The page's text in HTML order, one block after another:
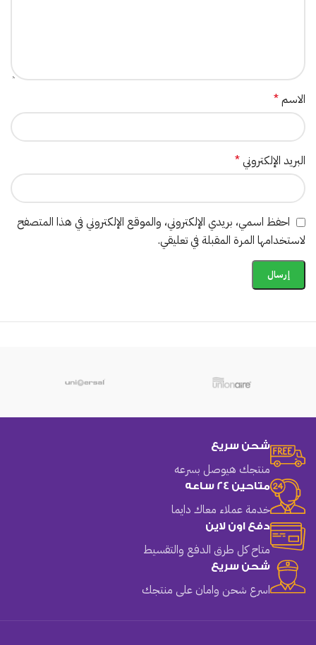
الاسم*
البريد الإلكتروني*
احفظ اسمي، بريدي الإلكتروني، والموقع الإلكتروني في هذا المتصفح
لاستخدامها المرة المقبلة في تعليقي.
شحن سريع
منتجك هيوصل بسرعه
متاحين 24 ساعه
خدمة عملاء معاك دايما
دفع اون لاين
متاح كل طرق الدفع والتقسيط
شحن سريع
اسرع شحن وامان على منتجك